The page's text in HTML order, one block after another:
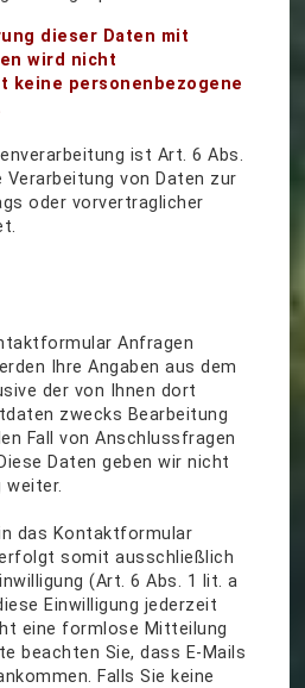
dieser Daten mit
wird nicht
keine personenbezogene
ist Art. 6 Abs.
Verarbeitung von Daten zur
oder vorvertraglicher
Anfragen
Ihre Angaben aus dem
der von Ihnen dort
zwecks Bearbeitung
Fall von Anschlussfragen
Daten geben wir nicht
weiter.
das Kontaktformular
somit ausschließlich
(Art. 6 Abs. 1 lit. a
Einwilligung jederzeit
eine formlose Mitteilung
beachten Sie, dass E-Mails
Falls Sie keine